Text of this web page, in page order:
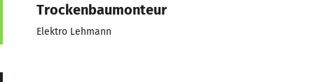
Trockenbaumonteur
Elektro Lehmann